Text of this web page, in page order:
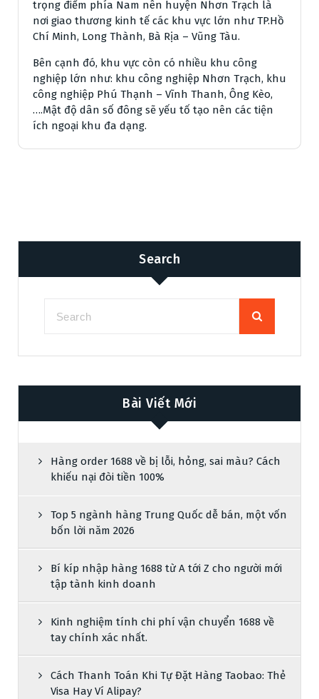
trọng điểm phía Nam nên huyện Nhơn Trạch là
nơi giao thương kinh tế các khu vực lớn như TP.Hồ
Chí Minh, Long Thành, Bà Rịa – Vũng Tàu.
Bên cạnh đó, khu vực còn có nhiều khu công
nghiệp lớn như: khu công nghiệp Nhơn Trạch, khu
công nghiệp Phú Thạnh – Vĩnh Thanh, Ông Kèo,
….Mật độ dân số đông sẽ yếu tố tạo nên các tiện
ích ngoại khu đa dạng.
Search
Bài Viết Mới
Hàng order 1688 về bị lỗi, hỏng, sai màu? Cách
khiếu nại đòi tiền 100%
Top 5 ngành hàng Trung Quốc dễ bán, một vốn
bốn lời năm 2026
Bí kíp nhập hàng 1688 từ A tới Z cho người mới
tập tành kinh doanh
Kinh nghiệm tính chi phí vận chuyển 1688 về
tay chính xác nhất.
Cách Thanh Toán Khi Tự Đặt Hàng Taobao: Thẻ
Visa Hay Ví Alipay?